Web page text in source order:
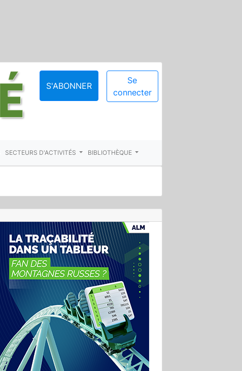
S'ABONNER
Se
connecter
SECTEURS D'ACTIVITÉS BIBLIOTHÈQUE